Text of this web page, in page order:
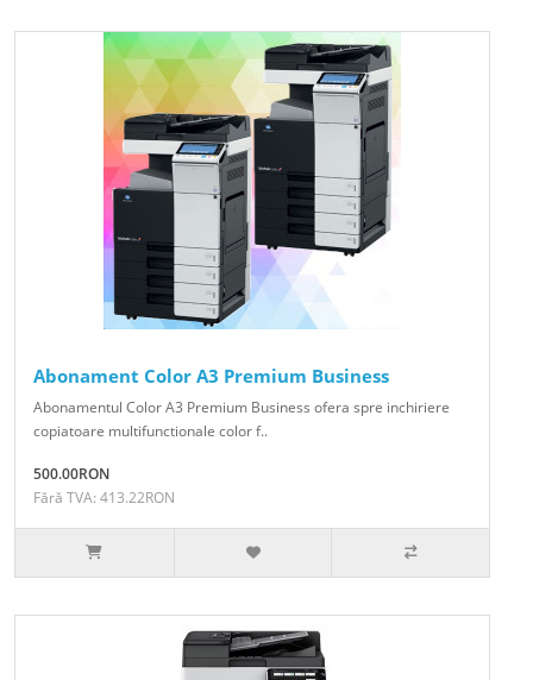
Abonament Color A3 Premium Business
Abonamentul Color A3 Premium Business ofera spre inchiriere
copiatoare multifunctionale color f..
500.00RON
Fără TVA: 413.22RON